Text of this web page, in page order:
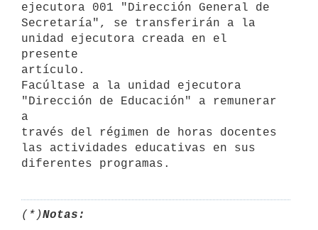
ejecutora 001 "Dirección General de
Secretaría", se transferirán a la
unidad ejecutora creada en el
presente
artículo.
Facúltase a la unidad ejecutora
"Dirección de Educación" a remunerar
a
través del régimen de horas docentes
las actividades educativas en sus
(*)Notas: